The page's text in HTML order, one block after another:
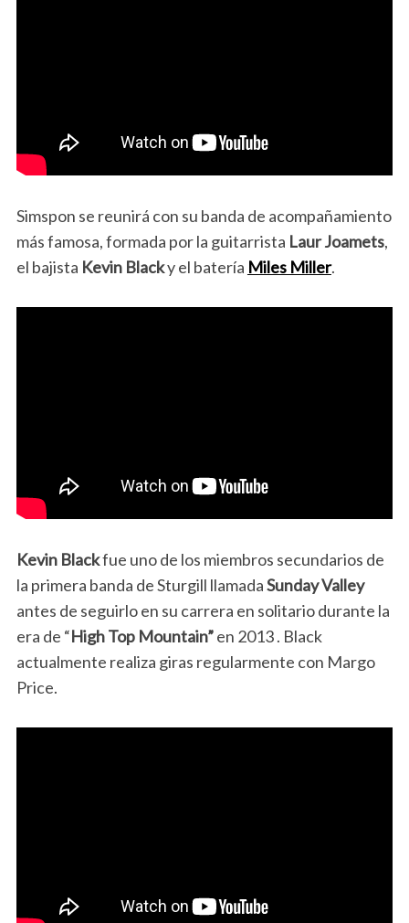
Simspon se reunirá con su banda de acompañamiento
más famosa, formada por la guitarrista Laur Joamets,
el bajista Kevin Blacky el batería Miles Miller.
Kevin Blackfue uno de los miembros secundarios de
la primera banda de Sturgill llamadaSunday Valley
antes de seguirlo en su carrera en solitario durante la
era de “High Top Mountain”en 2013. Black
actualmente realiza giras regularmente con Margo
Price.